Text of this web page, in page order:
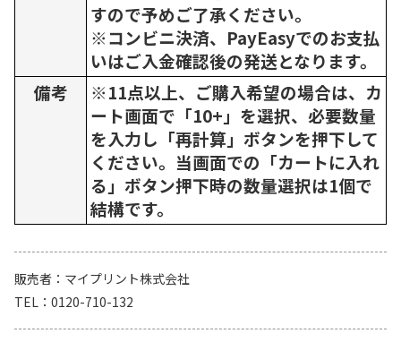
すので予めご了承ください。
※コンビニ決済、PayEasyでのお支払
いはご入金確認後の発送となります。
備考
※11点以上、ご購入希望の場合は、カ
ート画面で「10+」を選択、必要数量
を入力し「再計算」ボタンを押下して
ください。当画面での「カートに入れ
る」ボタン押下時の数量選択は1個で
結構です。
販売者
マイプリント株式会社
TEL
0120-710-132